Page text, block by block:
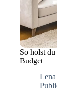
So holst
Budget